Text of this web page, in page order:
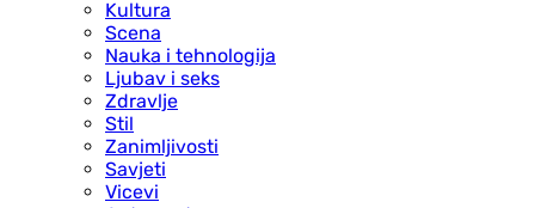
Kultura
Scena
Nauka i tehnologija
Ljubav i seks
Zdravlje
Stil
Zanimljivosti
Savjeti
Vicevi